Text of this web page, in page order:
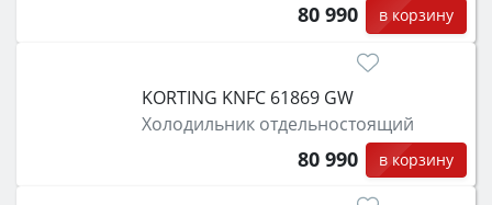
80 990 в корзину
KORTING KNFC 61869 GW
Холодильник отдельностоящий
80 990 в корзину